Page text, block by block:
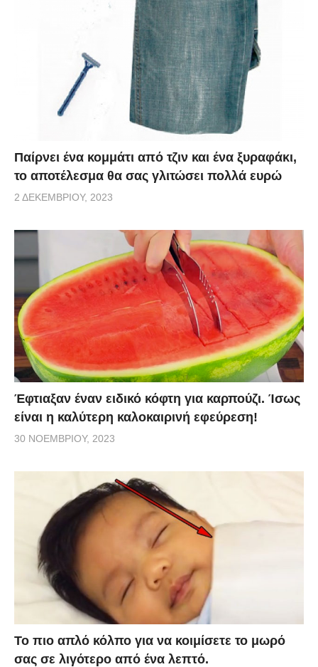
Παίρνει ένα κομμάτι από τζιν και ένα ξυραφάκι,
το αποτέλεσμα θα σας γλιτώσει πολλά ευρώ
2 ΔΕΚΕΜΒΡΊΟΥ, 2023
Έφτιαξαν έναν ειδικό κόφτη για καρπούζι. Ίσως
είναι η καλύτερη καλοκαιρινή εφεύρεση!
30 ΝΟΕΜΒΡΊΟΥ, 2023
Το πιο απλό κόλπο για να κοιμίσετε το μωρό
σας σε λιγότερο από ένα λεπτό.